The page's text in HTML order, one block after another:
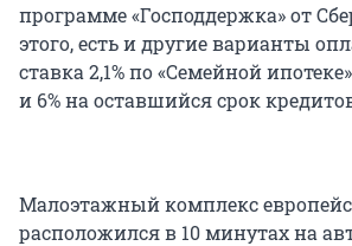
программе «Господдержка» от
этого, есть и другие варианты
ставка 2,1% по «Семейной
и 6% на оставшийся срок
Малоэтажный комплекс
расположился в 10 минутах на